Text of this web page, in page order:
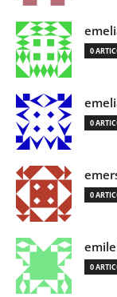
0
0
0
0